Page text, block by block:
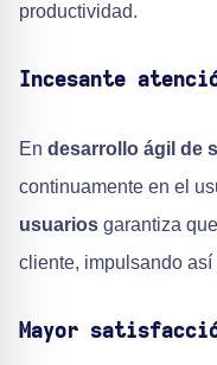
productividad.
Incesante
En desarrollo ágil de
continuamente en el
usuarios garantiza
cliente, impulsando así
Mayor